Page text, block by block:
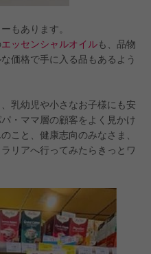
もあります。
エッセンシャルオイルも、品物
価格で手に入る品もあるよう
乳幼児や小さなお子様にも安
・ママ層の顧客をよく見かけ
こと、健康志向のみなさま、
リアへ行ってみたらきっとワ